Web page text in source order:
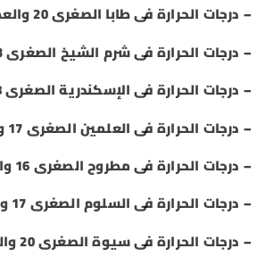
– درجات الحرارة فى طابا الصغرى 20 والعظمى 27
– درجات الحرارة فى شرم الشيخ الصغرى 23 والعظمى 33
– درجات الحرارة فى الإسكندرية الصغرى 18 والعظمى 25
– درجات الحرارة فى العلمين الصغرى 17 والعظمى 24
– درجات الحرارة فى مطروح الصغرى 16 والعظمى 23
– درجات الحرارة فى السلوم الصغرى 17 والعظمى 26
– درجات الحرارة فى سيوة الصغرى 20 والعظمى 31